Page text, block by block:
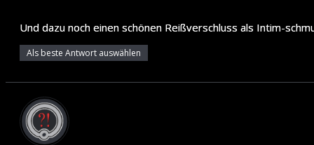
Und dazu noch einen schönen Reißverschluss als Intim-
Als beste Antwort auswählen